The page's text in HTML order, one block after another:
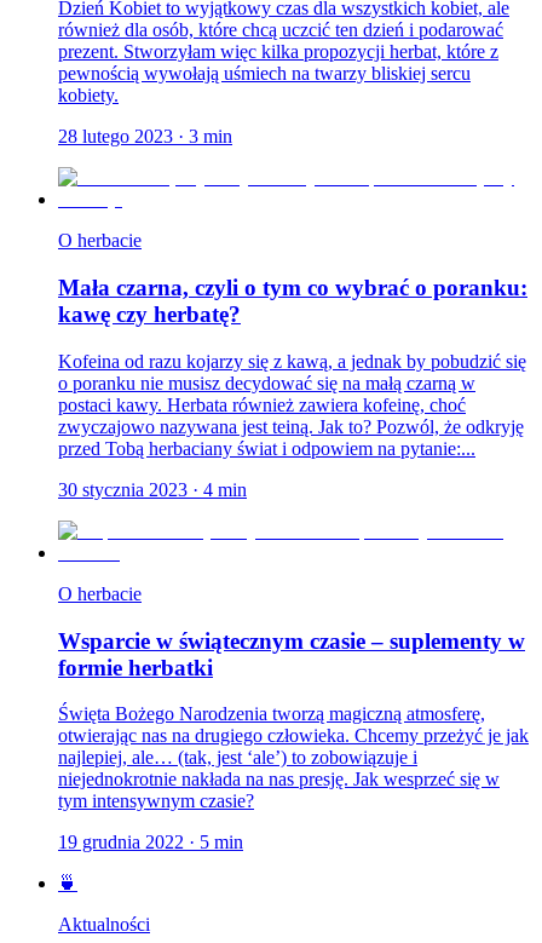
Dzień Kobiet to wyjątkowy czas dla wszystkich kobiet, ale
również dla osób, które chcą uczcić ten dzień i podarować
prezent. Stworzyłam więc kilka propozycji herbat, które z
pewnością wywołają uśmiech na twarzy bliskiej sercu
kobiety.
28 lutego 2023 · 3 min
O herbacie
Mała czarna, czyli o tym co wybrać o poranku:
kawę czy herbatę?
Kofeina od razu kojarzy się z kawą, a jednak by pobudzić się
o poranku nie musisz decydować się na małą czarną w
postaci kawy. Herbata również zawiera kofeinę, choć
zwyczajowo nazywana jest teiną. Jak to? Pozwól, że odkryję
przed Tobą herbaciany świat i odpowiem na pytanie:...
30 stycznia 2023 · 4 min
O herbacie
Wsparcie w świątecznym czasie – suplementy w
formie herbatki
Święta Bożego Narodzenia tworzą magiczną atmosferę,
otwierając nas na drugiego człowieka. Chcemy przeżyć je jak
najlepiej, ale… (tak, jest ‘ale’) to zobowiązuje i
niejednokrotnie nakłada na nas presję. Jak wesprzeć się w
tym intensywnym czasie?
19 grudnia 2022 · 5 min
🍵
Aktualności